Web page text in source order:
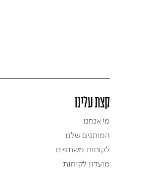
קצת עלינו
מי אנחנו
המותגים שלנו
לקוחות משתפים
מועדון לקוחות